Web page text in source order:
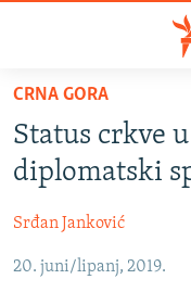
Pređite
glavni
sadržaj
Pređite
na
navigaciju
BOSNA I
SRBIJA
KOSOVO
CRNA GORA
CRNA GORA
Status crkve
diplomatski
Srđan Janković
20. juni/lipanj, 2019.